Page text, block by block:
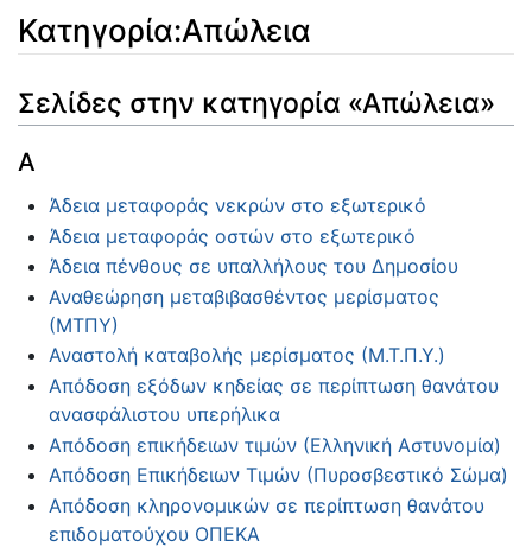
Κατηγορία:Απώλεια
Μετάβαση σε: αναζήτηση
Σελίδες στην κατηγορία «Απώλεια»
Α
Άδεια μεταφοράς νεκρών στο εξωτερικό
Άδεια μεταφοράς οστών στο εξωτερικό
Άδεια πένθους σε υπαλλήλους του Δημοσίου
Αναθεώρηση μεταβιβασθέντος μερίσματος
(ΜΤΠΥ)
Αναστολή καταβολής μερίσματος (Μ.Τ.Π.Υ.)
Απόδοση εξόδων κηδείας σε περίπτωση θανάτου
ανασφάλιστου υπερήλικα
Απόδοση επικήδειων τιμών (Ελληνική Αστυνομία)
Απόδοση Επικήδειων Τιμών (Πυροσβεστικό Σώμα)
Απόδοση κληρονομικών σε περίπτωση θανάτου
επιδοματούχου ΟΠΕΚΑ